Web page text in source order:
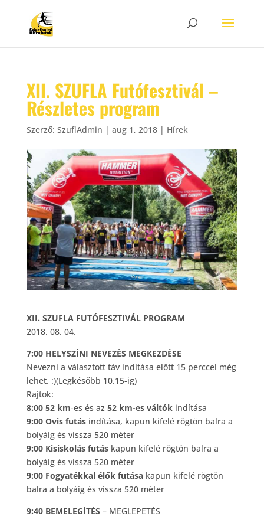
XII. SZUFLA Futófesztivál –
Részletes program
Szerző: SzuflAdmin | aug 1, 2018| Hírek
XII. SZUFLA FUTÓFESZTIVÁL PROGRAM
2018. 08. 04.
7:00 HELYSZÍNI NEVEZÉS MEGKEZDÉSE
Nevezni a választott táv indítása előtt 15 perccel még
lehet. :)(Legkésőbb 10.15-ig)
Rajtok:
8:00 52 km-es és az 52 km-es váltókindítása
9:00 Ovis futásindítása, kapun kifelé rögtön balra a
bolyáig és vissza 520 méter
9:00 Kisiskolás futáskapun kifelé rögtön balra a
bolyáig és vissza 520 méter
9:00 Fogyatékkal élők futásakapun kifelé rögtön
balra a bolyáig és vissza 520 méter
9:40 BEMELEGÍTÉS – MEGLEPETÉS